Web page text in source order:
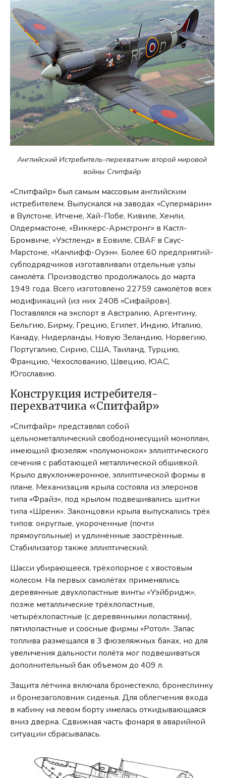
Английский Истребитель-перехватчик второй мировой
войны Спитфайр
«Спитфайр» был самым массовым английским
истребителем. Выпускался на заводах «Супермарин»
в Вулстоне, Итчене, Хай-Побе, Кивиле, Хенли,
Олдермастоне, «Виккерс-Армстронг» в Кастл-
Бромвиче, «Уэстленд» в Еовиле, CBAF в Саус-
Марстоне, «Канлифф-Оуэн». Более 60 предприятий-
субподрядчиков изготавливали отдельные узлы
самолёта. Производство продолжалось до марта
1949 года. Всего изготовлено 22759 самолётов всех
модификаций (из них 2408 «Сифайров»).
Поставлялся на экспорт в Австралию, Аргентину,
Бельгию, Бирму, Грецию, Египет, Индию, Италию,
Канаду, Нидерланды, Новую Зеландию, Норвегию,
Португалию, Сирию, США, Таиланд, Турцию,
Францию, Чехословакию, Швецию, ЮАС,
Югославию.
Конструкция истребителя-
перехватчика «Спитфайр»
«Спитфайр» представлял собой
цельнометаллический свободнонесущий моноплан,
имеющий фюзеляж «полумонокок» эллиптического
сечения с работающей металлической обшивкой.
Крыло двухлонжеронное, эллиптической формы в
плане. Механизация крыла состояла из элеронов
типа «Фрайз», под крылом подвешивались щитки
типа «Шренк». Законцовки крыла выпускались трёх
типов: округлые, укороченные (почти
прямоугольные) и удлинённые заострённые.
Стабилизатор также эллиптический.
Шасси убирающееся, трёхопорное с хвостовым
колесом. На первых самолётах применялись
деревянные двухлопастные винты «Уэйбридж»,
позже металлические трёхлопастные,
четырёхлопастные (с деревянными лопастями),
пятилопастные и соосные фирмы «Ротол». Запас
топлива размещался в 3 фюзеляжных баках, но для
увеличения дальности полёта мог подвешиваться
дополнительный бак объемом до 409 л.
Защита лётчика включала бронестекло, бронеспинку
и бронезаголовник сиденья. Для облегчения входа
в кабину на левом борту имелась откидывающаяся
вниз дверка. Сдвижная часть фонаря в аварийной
ситуации сбрасывалась.